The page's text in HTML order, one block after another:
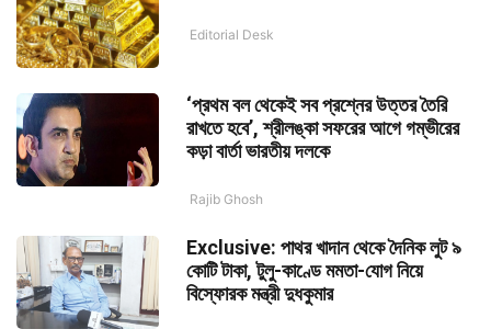
Editorial Desk
‘প্রথম বল থেকেই সব প্রশ্নের উত্তর তৈরি
রাখতে হবে’, শ্রীলঙ্কা সফরের আগে গম্ভীরের
কড়া বার্তা ভারতীয় দলকে
Rajib Ghosh
Exclusive: পাথর খাদান থেকে দৈনিক লুট ৯
কোটি টাকা, টুলু-কাণ্ডে মমতা-যোগ নিয়ে
বিস্ফোরক মন্ত্রী দুধকুমার